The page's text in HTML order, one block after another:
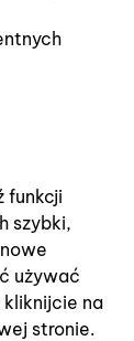
funkcji
szybki,
używać
na
stronie.